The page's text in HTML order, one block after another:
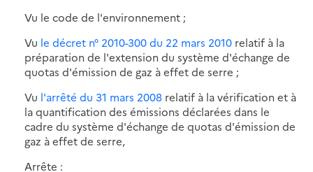
Vu le code de l'environnement ;
Vu le décret n° 2010-300 du 22 mars 2010 relatif à la
préparation de l'extension du système d'échange de
quotas d'émission de gaz à effet de serre ;
Vu l'arrêté du 31 mars 2008 relatif à la vérification et à
la quantification des émissions déclarées dans le
cadre du système d'échange de quotas d'émission de
gaz à effet de serre,
Arrête :